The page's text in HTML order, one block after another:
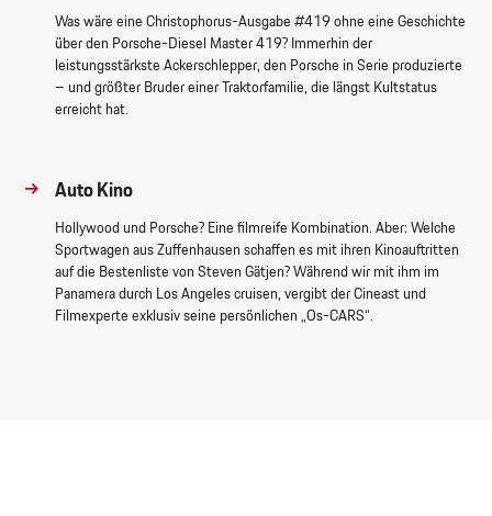
Was wäre eine Christophorus-Ausgabe #419 ohne eine Geschichte
über den Porsche-Diesel Master 419? Immerhin der
leistungsstärkste Ackerschlepper, den Porsche in Serie produzierte
– und größter Bruder einer Traktorfamilie, die längst Kultstatus
erreicht hat.
Auto Kino
Hollywood und Porsche? Eine filmreife Kombination. Aber: Welche
Sportwagen aus Zuffenhausen schaffen es mit ihren Kinoauftritten
auf die Bestenliste von Steven Gätjen? Während wir mit ihm im
Panamera durch Los Angeles cruisen, vergibt der Cineast und
Filmexperte exklusiv seine persönlichen „Os-CARS“.